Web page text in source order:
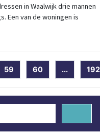
in Waalwijk drie mannen
Een van de woningen is
59 60 ... 192